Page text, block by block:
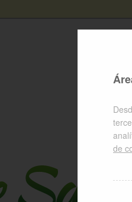
de